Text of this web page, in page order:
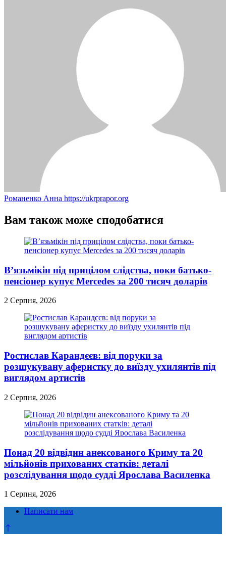
Романенко Анна https://ukrprapor.org
Вам також може сподобатися
В’язьмікін під прицілом слідства, поки батько-
пенсіонер купує Mercedes за 200 тисяч доларів
2 Серпня, 2026
Ростислав Карандєєв: від поруки за
розшукувану аферистку до виїзду ухилянтів під
виглядом артистів
2 Серпня, 2026
Понад 20 відвідин анексованого Криму та 20
мільйонів прихованих статків: деталі
розслідування щодо судді Ярослава Василенка
1 Серпня, 2026
Написати нам
Прокрутка
до